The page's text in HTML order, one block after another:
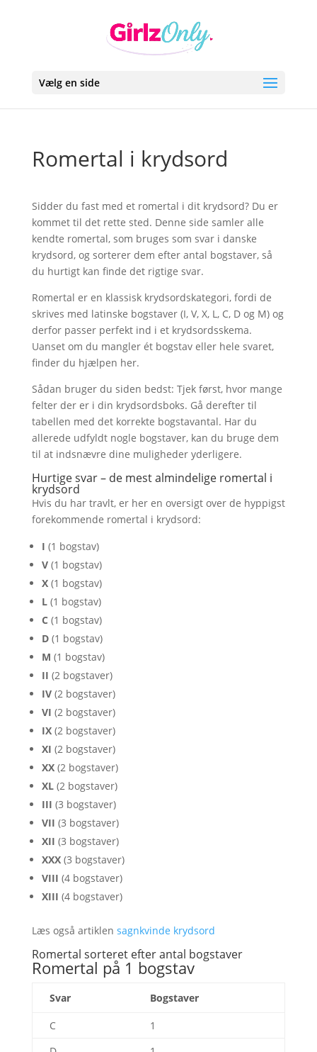
Vælg en side
Romertal i krydsord
Sidder du fast med et romertal i dit krydsord? Du er
kommet til det rette sted. Denne side samler alle
kendte romertal, som bruges som svar i danske
krydsord, og sorterer dem efter antal bogstaver, så
du hurtigt kan finde det rigtige svar.
Romertal er en klassisk krydsordskategori, fordi de
skrives med latinske bogstaver (I, V, X, L, C, D og M) og
derfor passer perfekt ind i et krydsordsskema.
Uanset om du mangler ét bogstav eller hele svaret,
finder du hjælpen her.
Sådan bruger du siden bedst: Tjek først, hvor mange
felter der er i din krydsordsboks. Gå derefter til
tabellen med det korrekte bogstavantal. Har du
allerede udfyldt nogle bogstaver, kan du bruge dem
til at indsnævre dine muligheder yderligere.
Hurtige svar – de mest almindelige romertal i
krydsord
Hvis du har travlt, er her en oversigt over de hyppigst
forekommende romertal i krydsord:
I (1 bogstav)
V(1 bogstav)
X(1 bogstav)
L(1 bogstav)
C (1 bogstav)
D(1 bogstav)
M (1 bogstav)
II (2 bogstaver)
IV(2 bogstaver)
VI (2 bogstaver)
IX(2 bogstaver)
XI (2 bogstaver)
XX(2 bogstaver)
XL(2 bogstaver)
III (3 bogstaver)
VII (3 bogstaver)
XII (3 bogstaver)
XXX(3 bogstaver)
VIII (4 bogstaver)
XIII (4 bogstaver)
Læs også artiklen sagnkvinde krydsord
Romertal sorteret efter antal bogstaver
Romertal på 1 bogstav
Svar Bogstaver
C
1